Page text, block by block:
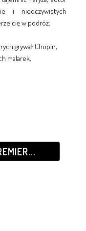
i nieoczywistych
cię w podróż:
grywał Chopin,
malarek,